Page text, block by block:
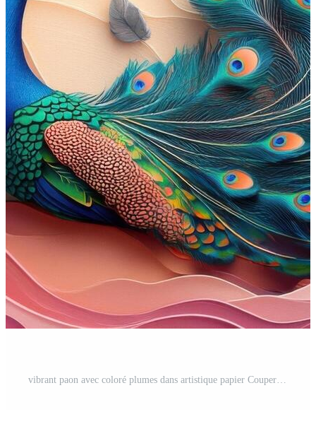
vibrant paon avec coloré plumes dans artistique papier Couper style entouré par chute feuilles Photo Gratuite